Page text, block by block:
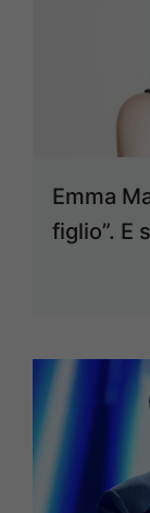
Emma
figlio”. E